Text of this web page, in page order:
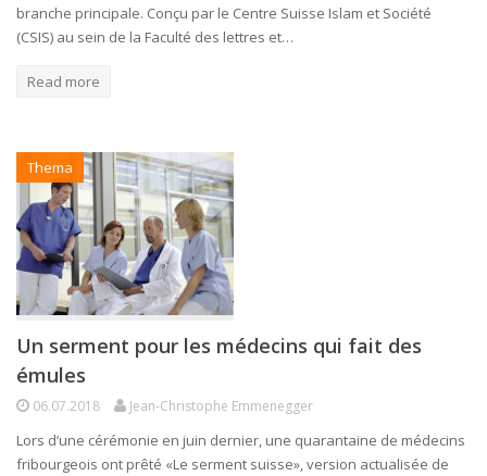
branche principale. Conçu par le Centre Suisse Islam et Société
(CSIS) au sein de la Faculté des lettres et…
Read more
Thema
Un serment pour les médecins qui fait des
émules
06.07.2018 Jean-Christophe Emmenegger
Lors d’une cérémonie en juin dernier, une quarantaine de médecins
fribourgeois ont prêté «Le serment suisse», version actualisée de